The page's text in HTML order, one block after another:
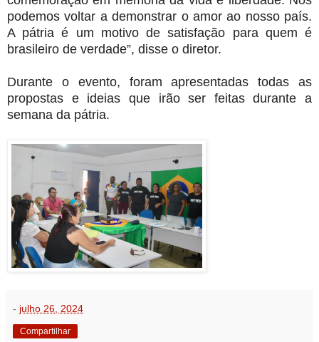
podemos voltar a demonstrar o amor ao nosso país.
A pátria é um motivo de satisfação para quem é
brasileiro de verdade”, disse o diretor.
Durante o evento, foram apresentadas todas as
propostas e ideias que irão ser feitas durante a
semana da pátria.
- julho 26, 2024
Compartilhar